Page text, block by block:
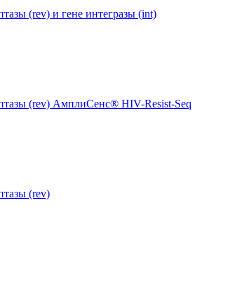
(rev) и гене интегразы (int)
(rev) АмплиСенс® HIV-Resist-Seq
(rev)